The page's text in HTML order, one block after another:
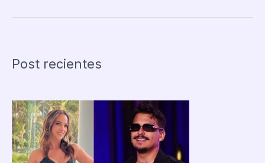
Christian
a
encender
rumores
con
Adamari
Post recientes